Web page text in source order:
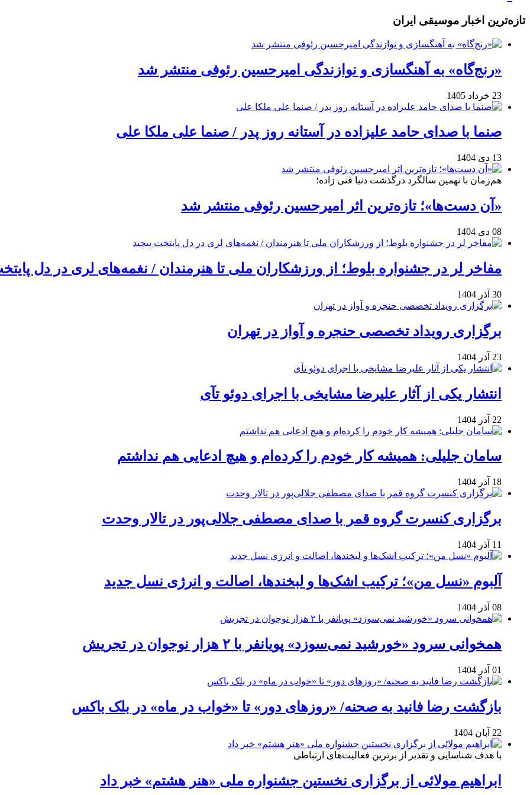
تازه‌ترین اخبار موسیقی ایران
«رنج‌گاه» به آهنگسازی و نوازندگی امیرحسین رئوفی منتشر شد
23 خرداد 1405
صنما با صدای حامد علیزاده در آستانه روز پدر / صنما علی ملکا علی
13 دی 1404
هم‌زمان با نهمین سالگرد درگذشت دنیا فنی زاده؛
«آن دست‌ها»؛ تازه‌ترین اثر امیرحسین رئوفی منتشر شد
08 دی 1404
مفاخر لر در جشنواره بلوط؛ از ورزشکاران ملی تا هنرمندان / نغمه‌های لری در دل
30 آذر 1404
برگزاری رویداد تخصصی حنجره و آواز در تهران
23 آذر 1404
انتشار یکی از آثار علیرضا مشایخی با اجرای دوئو تآی
22 آذر 1404
سامان جلیلی: همیشه کار خودم را کرده‌ام و هیچ ادعایی هم نداشتم
18 آذر 1404
برگزاری کنسرت گروه قمر با صدای مصطفی جلالی‌پور در تالار وحدت
11 آذر 1404
آلبوم «نسل من»؛ ترکیب اشک‌ها و لبخندها، اصالت و انرژی نسل جدید
08 آذر 1404
همخوانی سرود «خورشید نمی‌سوزد» پویانفر با ۲ هزار نوجوان در تجریش
01 آذر 1404
بازگشت رضا فانید به صحنه/ «روزهای دور» تا «خواب در ماه» در بلک باکس
22 آبان 1404
با هدف شناسایی و تقدیر از برترین فعالیت‌های ارتباطی
ابراهیم مولائی از برگزاری نخستین جشنواره ملی «هنر هشتم» خبر داد